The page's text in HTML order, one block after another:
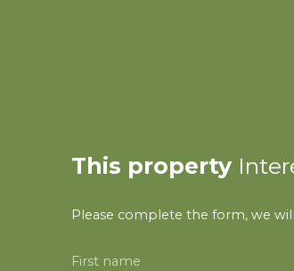
This property
Please complete the form, we
First name